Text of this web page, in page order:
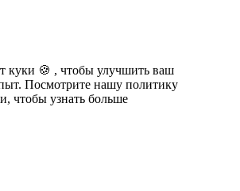
куки 🍪 , чтобы улучшить ваш
Посмотрите нашу политику
чтобы узнать больше